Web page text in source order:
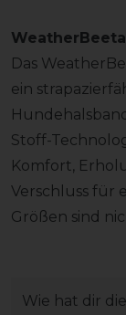
Das
ein
Stoff-
Komfort,
Verschluss für
Größen sind
Wie hat dir